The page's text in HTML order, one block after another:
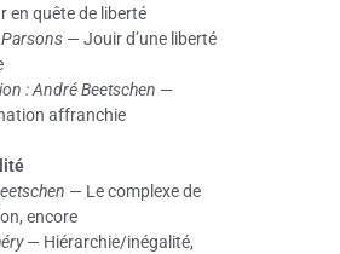
en quête de liberté
— Jouir d’une liberté
: André Beetschen —
affranchie
— Le complexe de
encore
— Hiérarchie/inégalité,